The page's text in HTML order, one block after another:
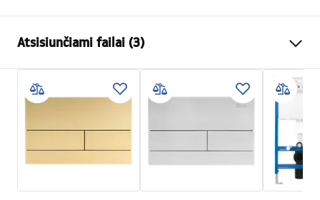
Nuleidimo sistema
Spalva
Balta
Apdaila
Blizgus
Plotis
360mm
Atsisiunčiami failai (3)
ATEST-higieniczny.pdf
Installation instructions